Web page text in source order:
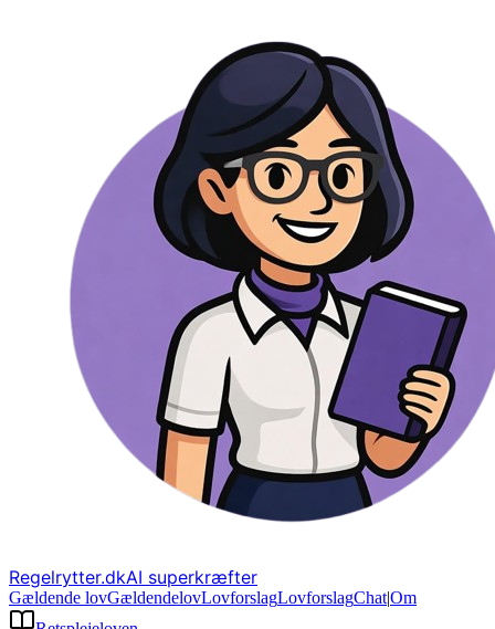
Regelrytter.dkAI superkræfter
Gældende lovGældendelovLovforslagLovforslagChat|Om